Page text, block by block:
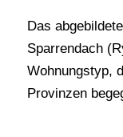
Das
Sparrendach
Wohnungstyp,
Provinzen